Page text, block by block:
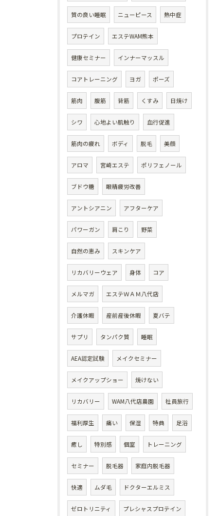
質の良い睡眠 ニューピース 熱中症
プロテイン エステWAM熊本
健康セミナー インナーマッスル
コアトレーニング ヨガ ポーズ
筋肉 腹筋 背筋 くすみ 日焼け
シワ 心地よい肌触り 血行促進
筋肉の疲れ ボディ 脱毛 美顔
アロマ 宮崎エステ ポリフェノール
ブドウ糖 眼精疲労改善
アントシアニン アフターケア
パワーガン 肩こり 野菜
自然の恵み スキンケア
リカバリーウェア 身体 コア
メルマガ エステＷＡＭ八代店
介護休暇 産前産後休暇 夏バテ
サプリ タンパク質 睡眠
AEA認定試験 メイクセミナー
メイクアップショー 焼けない
リカバリー WAM八代店農園 社員旅行
福利厚生 痛い 保湿 特典 足浴
癒し 特別感 個室 トレーニング
セミナー 脱毛器 家庭内脱毛器
快適 ムダ毛 ドクターエルミス
ゼロトリニティ プレシャスプロテイン